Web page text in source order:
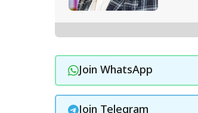
Join WhatsApp
Join Telegram